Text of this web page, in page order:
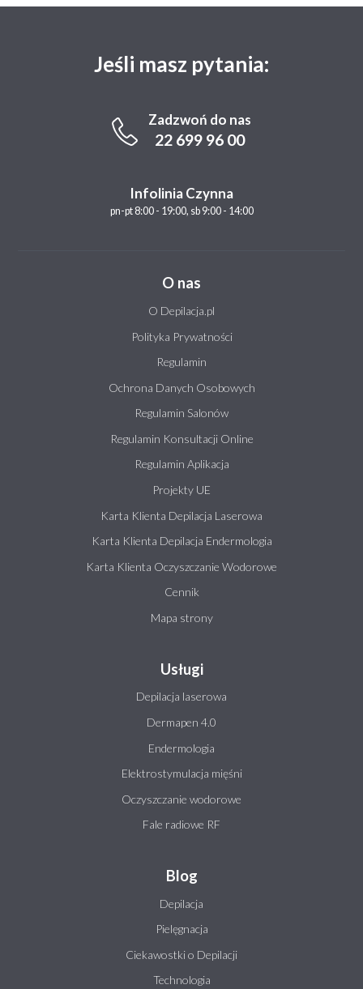
Jeśli masz pytania:
Zadzwoń do nas
22 699 96 00
Infolinia Czynna
pn-pt 8:00 - 19:00, sb 9:00 - 14:00
O nas
O Depilacja.pl
Polityka Prywatności
Regulamin
Ochrona Danych Osobowych
Regulamin Salonów
Regulamin Konsultacji Online
Regulamin Aplikacja
Projekty UE
Karta Klienta Depilacja Laserowa
Karta Klienta Depilacja Endermologia
Karta Klienta Oczyszczanie Wodorowe
Cennik
Mapa strony
Usługi
Depilacja laserowa
Dermapen 4.0
Endermologia
Elektrostymulacja mięśni
Oczyszczanie wodorowe
Fale radiowe RF
Blog
Depilacja
Pielęgnacja
Ciekawostki o Depilacji
Technologia